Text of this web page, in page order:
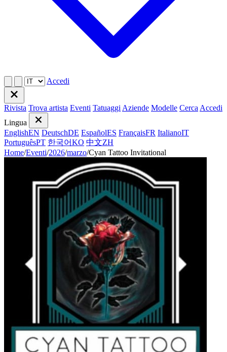
Accedi
Rivista Trova artista Eventi Tatuaggi Aziende Modelle Cerca Accedi
Lingua
EnglishEN DeutschDE EspañolES FrançaisFR ItalianoIT
PortuguêsPT 한국어KO 中文ZH
Home/Eventi/2026/marzo/Cyan Tattoo Invitational